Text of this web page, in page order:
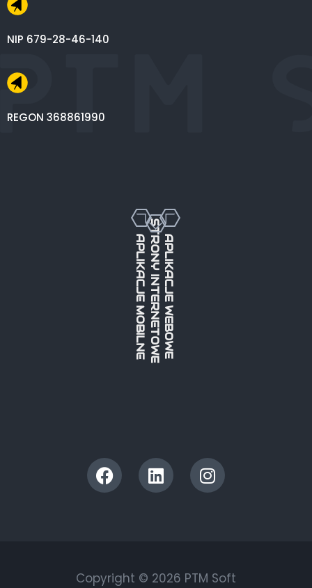
NIP 679-28-46-140
REGON 368861990
APLIKACJE MOBILNESTRONY INTERNETOWEAPLIKACJE WEBOWE
Copyright © 2026 PTM Soft